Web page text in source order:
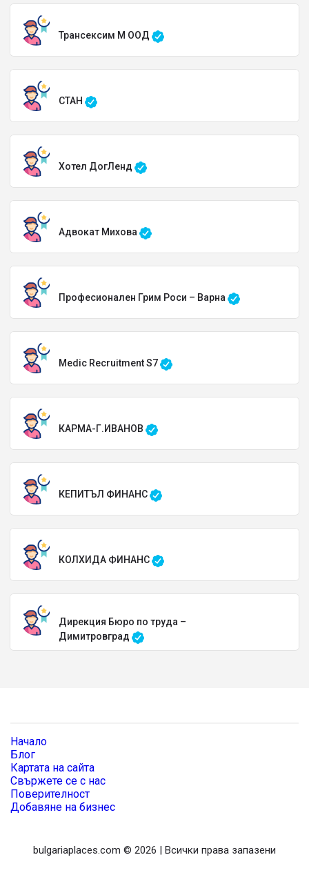
Трансексим М ООД
СТАН
Хотел ДогЛенд
Адвокат Михова
Професионален Грим Роси – Варна
Medic Recruitment S7
КАРМА-Г.ИВАНОВ
КЕПИТЪЛ ФИНАНС
КОЛХИДА ФИНАНС
Дирекция Бюро по труда –
Димитровград
Начало
Блог
Картата на сайта
Свържете се с нас
Поверителност
Добавяне на бизнес
bulgariaplaces.com © 2026 | Всички права запазени